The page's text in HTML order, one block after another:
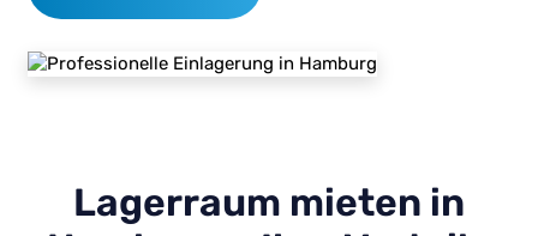
Lagerraum mieten in